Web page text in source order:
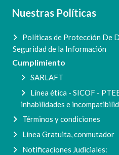
Nuestras Políticas
Políticas de Protección De
Seguridad de la Información
Cumplimiento
SARLAFT
Línea ética - SICOF -
inhabilidades e
Términos y condiciones
Línea Gratuita, conmutador
Notificaciones Judiciales: